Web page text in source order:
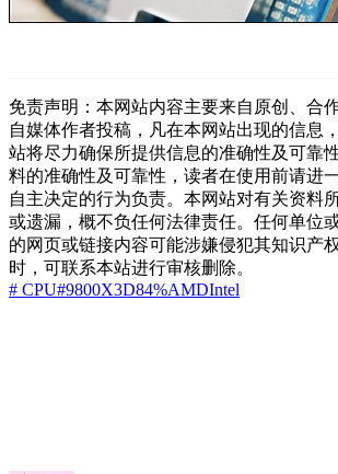
免责声明：本网站内容主要来自原创、合
自媒体作者投稿，凡在本网站出现的信息
站将尽力确保所提供信息的准确性及可靠
料的准确性及可靠性，读者在使用前请进
自主决定的行为负责。本网站对有关资料
或遗漏，概不负任何法律责任。任何单位
的网页或链接内容可能涉嫌侵犯其知识产
时，可联系本站进行审核删除。
# CPU#9800X3D84%AMDIntel